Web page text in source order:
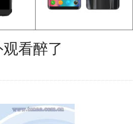
看醉了